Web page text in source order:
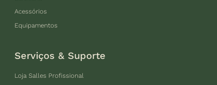
Acessórios
Equipamentos
Serviços & Suporte
Loja Salles Profissional